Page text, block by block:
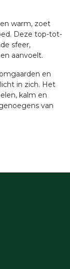
warm, zoet
Deze top-tot-
sfeer,
aanvoelt.
en
in zich. Het
kalm en
van